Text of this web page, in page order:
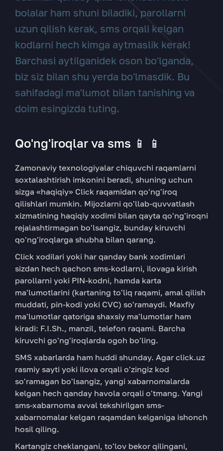
bolalar ham shuni biladiki, parollarni
uzun qilish kerak, sms orqali kelgan
kodlarni hech kimga aytmaslik kerak!
Barchasi aytilganidek oson bo'lganda,
biz siz bilan shu yerda bo'lmasdik. Bu
sahifadagi ma'lumot bilan tanishing va
doim esingizda tuting.
Qo'ng'iroqlar va sms 📱 📱
Zamonaviy texnologiyalar chiquvchi raqamlarni
soxtalashtirish imkonini beradi, shuning uchun
sizga «haqiqiy» Click raqamidan qo'ng'iroq
qilishlari mumkin. Mijozlarni qo'llab-quvvatlash
xizmatining haqiqiy xodimi bilan qayta qo'ng'iroqni
rejalashtirmagan bo'lsangiz, bunday kiruvchi
qo'ng'iroqlarga shubha bilan qarang.
Click xodilari yoki har qanday bank xodimlari
sizdan hech qachon sms-kodlarni, ilovaga kirish
parollarni yoki PIN-kodni, hamda karta
ma'lumotlarini (kartaning to'liq raqami, amal qilish
muddati, pin-kodi yoki CVC) so'ramaydi. Maxfiy
ma'lumotlar qatoriga shaxsiy ma'lumotlar ham
kiradi: F.I.Sh., manzil, telefon raqami. Barcha
kiruvchi go'ng'iroqlarda ogoh bo'ling.
SMS xabarlarda ham huddi shunday. Agar click.uz
rasmiy sayti yoki ilova orqali o'zingiz kod
so'ramagan bo'lsangiz, yangi xabarnomalarda
kelgan hech qanday havola orqali o'tmang. Yangi
sms-xabarnoma avval tekshirilgan sms-
xabarnomalar kelgan raqamdan kelganiga ishonch
hosil qiling.
Kartangiz cheklangani, to'lov bekor qilingani,